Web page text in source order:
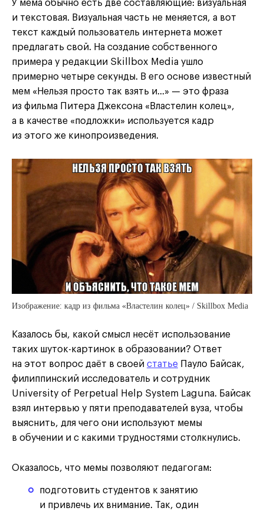
У мема обычно есть две составляющие: визуальная
и текстовая. Визуальная часть не меняется, а вот
текст каждый пользователь интернета может
предлагать свой. На создание собственного
примера у редакции Skillbox Media ушло
примерно четыре секунды. В его основе известный
мем «Нельзя просто так взять и…» — это фраза
из фильма Питера Джексона «Властелин колец»,
а в качестве «подложки» используется кадр
из этого же кинопроизведения.
Изображение: кадр из фильма «Властелин колец» / Skillbox Media
Казалось бы, какой смысл несёт использование
таких шуток-картинок в образовании? Ответ
на этот вопрос даёт в своей статье Пауло Байсак,
филиппинский исследователь и сотрудник
University of Perpetual Help System Laguna. Байсак
взял интервью у пяти преподавателей вуза, чтобы
выяснить, для чего они используют мемы
в обучении и с какими трудностями столкнулись.
Оказалось, что мемы позволяют педагогам:
подготовить студентов к занятию
и привлечь их внимание. Так, один